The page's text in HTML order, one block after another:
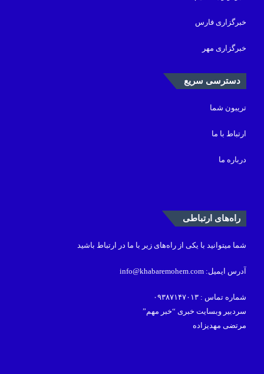
خبرگزاری فارس
خبرگزاری مهر
دسترسی سریع
تریبون شما
ارتباط با ما
درباره ما
راه‌های ارتباطی
شما میتوانید با یکی از راه‌های زیر با ما در ارتباط باشید
آدرس ایمیل: info@khabaremohem.com
شماره تماس : ۰۹۳۸۷۱۴۷۰۱۳
سردبیر وبسایت خبری “خبر مهم”
مرتضی مهدیزاده